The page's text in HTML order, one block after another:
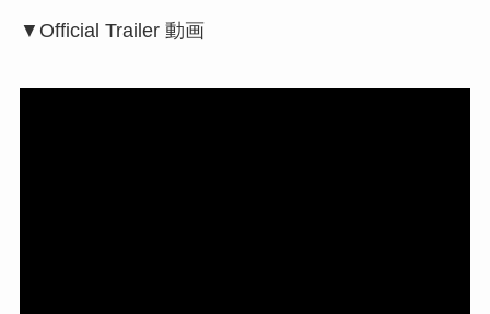
▼Official Trailer 動画